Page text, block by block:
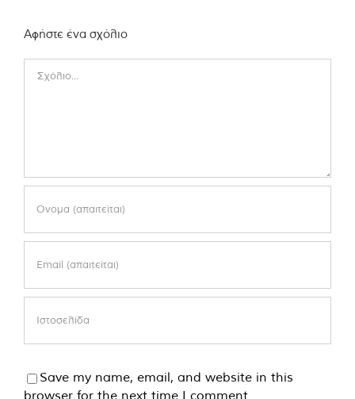
Αφήστε ένα σχόλιο
Save my name, email, and website in this
browser for the next time I comment.